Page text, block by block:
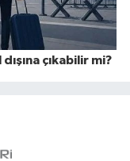
çıkabilir mi?